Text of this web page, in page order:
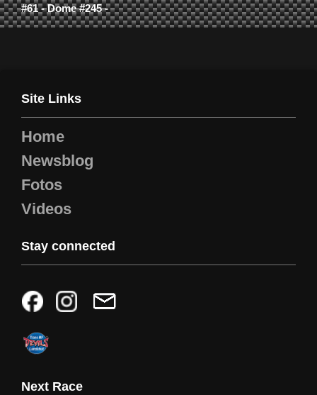
#61 - Dome #245 -
Site Links
Home
Newsblog
Fotos
Videos
Stay connected
Next Race